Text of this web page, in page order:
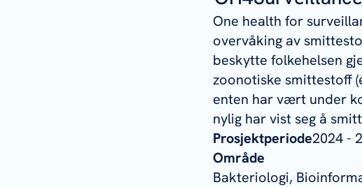
One health for
overvåking av
beskytte folkehelsen
zoonotiske smittestoff
enten har vært under
nylig har vist seg å
Prosjektperiode2024 -
Område
Bakteriologi,